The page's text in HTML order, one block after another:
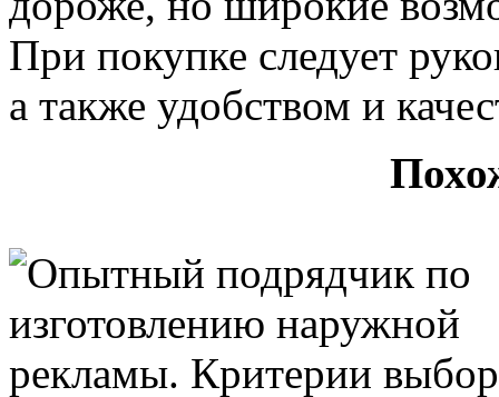
При покупке следует
а также удобством и